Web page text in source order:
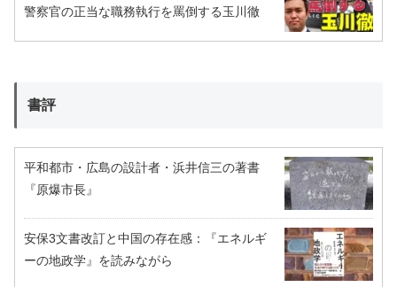
警察官の正当な職務執行を罵倒する玉川徹
書評
平和都市・広島の設計者・浜井信三の著書
『原爆市長』
安保3文書改訂と中国の存在感：『エネルギ
ーの地政学』を読みながら